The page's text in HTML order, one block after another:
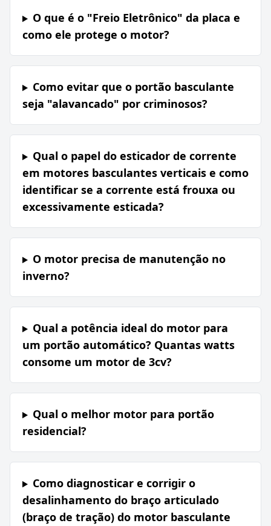
O que é o "Freio Eletrônico" da placa e
como ele protege o motor?
Como evitar que o portão basculante
seja "alavancado" por criminosos?
Qual o papel do esticador de corrente
em motores basculantes verticais e como
identificar se a corrente está frouxa ou
excessivamente esticada?
O motor precisa de manutenção no
inverno?
Qual a potência ideal do motor para
um portão automático? Quantas watts
consome um motor de 3cv?
Qual o melhor motor para portão
residencial?
Como diagnosticar e corrigir o
desalinhamento do braço articulado
(braço de tração) do motor basculante